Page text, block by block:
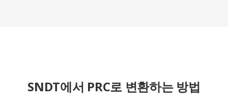
SNDT에서 PRC로 변환하는 방법